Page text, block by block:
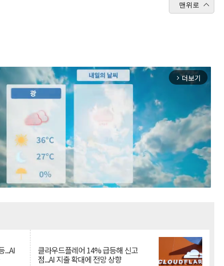
맨위로
arrow_forward_ios 더보기
...AI 클라우드플레어 14% 급등해 신고
점...AI 지출 확대에 전망 상향